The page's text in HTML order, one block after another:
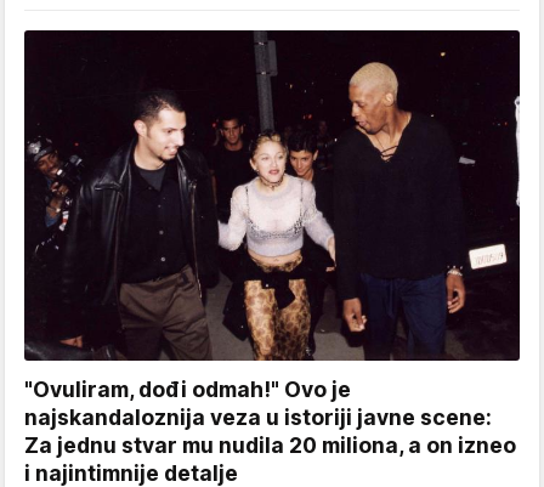
"Ovuliram, dođi odmah!" Ovo je
najskandaloznija veza u istoriji javne scene:
Za jednu stvar mu nudila 20 miliona, a on izneo
i najintimnije detalje